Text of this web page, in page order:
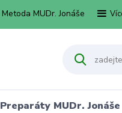
Metoda MUDr. Jonáše
Preparáty MUDr. Jonáše